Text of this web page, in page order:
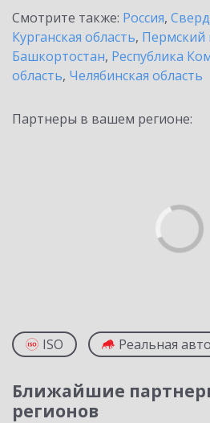
Смотрите также: Россия,
Курганская область, Пермский
Башкортостан, Республика
область, Челябинская область
Партнеры в вашем регионе:
ISO Реальная
Ближайшие
регионов